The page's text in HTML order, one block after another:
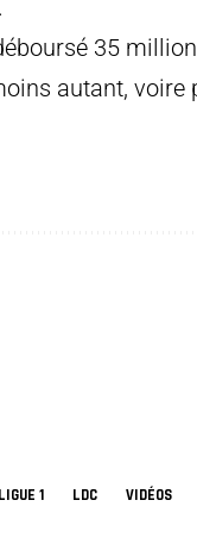
35
autant,
LIGUE 1 LDC
VIDÉOS